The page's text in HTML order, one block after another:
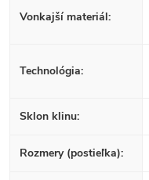
Vonkajší materiál:
Technológia:
Sklon klinu:
Rozmery (postieľka):